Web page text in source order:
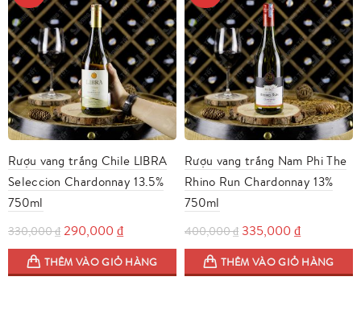
Rượu vang trắng Chile LIBRA
Seleccion Chardonnay 13.5%
750ml
330,000₫ Giá
gốc
là:
290,000₫Giá
hiện
tại
THÊM VÀO GIỎ HÀNG
Rượu vang trắng Nam Phi The
Rhino Run Chardonnay 13%
750ml
400,000₫ Giá
gốc
là:
335,000₫Giá
hiện
tại
THÊM VÀO GIỎ HÀNG